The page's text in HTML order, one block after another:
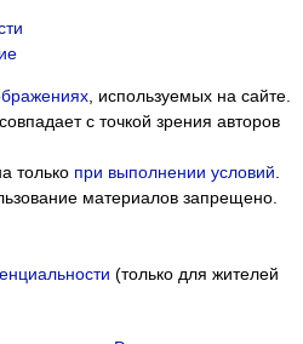
, используемых на сайте.
с точкой зрения авторов
только при выполнении условий.
материалов запрещено.
(только для жителей